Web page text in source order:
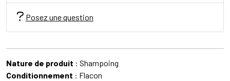
Posez une question
Nature de produit : Shampoing
Conditionnement : Flacon